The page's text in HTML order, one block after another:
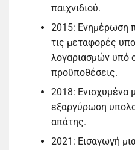
παιχνιδιού.
2015: Ενημέρωση
τις μεταφορές
λογαριασμών υπό
προϋποθέσεις.
2018: Ενισχυμένα
εξαργύρωση
απάτης.
2021: Εισαγωγή